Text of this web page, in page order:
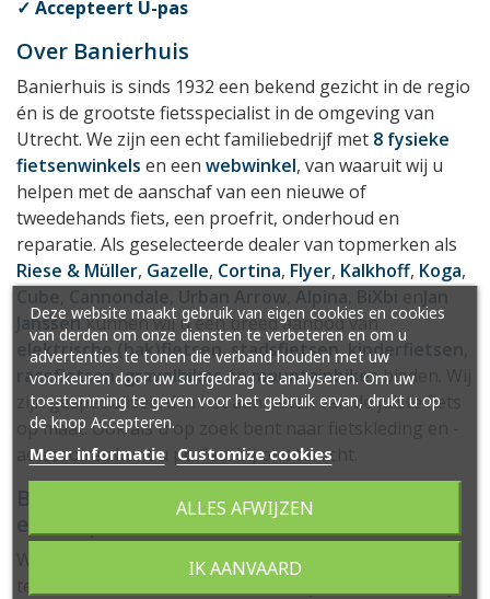
✓ Accepteert U-pas
Over Banierhuis
Banierhuis is sinds 1932 een bekend gezicht in de regio
én is de grootste fietsspecialist in de omgeving van
Utrecht. We zijn een echt familiebedrijf met 8 fysieke
fietsenwinkels en een webwinkel, van waaruit wij u
helpen met de aanschaf van een nieuwe of
tweedehands fiets, een proefrit, onderhoud en
reparatie. Als geselecteerde dealer van topmerken als
Riese & Müller, Gazelle, Cortina, Flyer, Kalkhoff, Koga,
Cube Cannondale Urban Arrow Alpina BiXbi
Jan
Janssenkunnen wij u een breed aanbod van
elektrische (bak)fietsen,stadsfietsen,kinderfietsen
racefietsen,gravelbikesénmountainbikesbieden. Wij
zijn gespecialiseerd in het aanmeten van de juiste fiets
op maat. Ook als u op zoek bent naar fietskleding en -
accessoires kunt u perfect bij ons terecht.
Bij Banierhuis staat de klant altijd op de
eerste plaats
Wij als fietsspecialist streven ernaar om klanten méér
Deze website maakt gebruik van eigen cookies en cookies
van derden om onze diensten te verbeteren en om u
advertenties te tonen die verband houden met uw
voorkeuren door uw surfgedrag te analyseren. Om uw
toestemming te geven voor het gebruik ervan, drukt u op
de knop Accepteren.
Meer informatie Customize cookies
ALLES AFWIJZEN
IK AANVAARD